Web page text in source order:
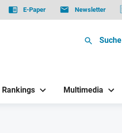
E-Paper Newsletter
Suche
Rankings Multimedia